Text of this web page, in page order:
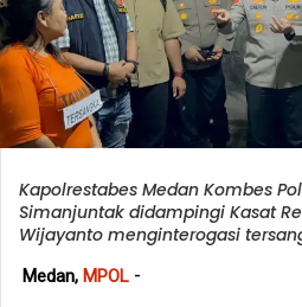
Kapolrestabes Medan Kombes
Simanjuntak didampingi Kasat
Wijayanto menginterogasi
Medan, MPOL-